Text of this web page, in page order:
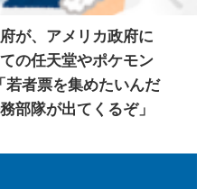
が、アメリカ政府に
の任天堂やポケモン
者票を集めたいんだ
部隊が出てくるぞ」